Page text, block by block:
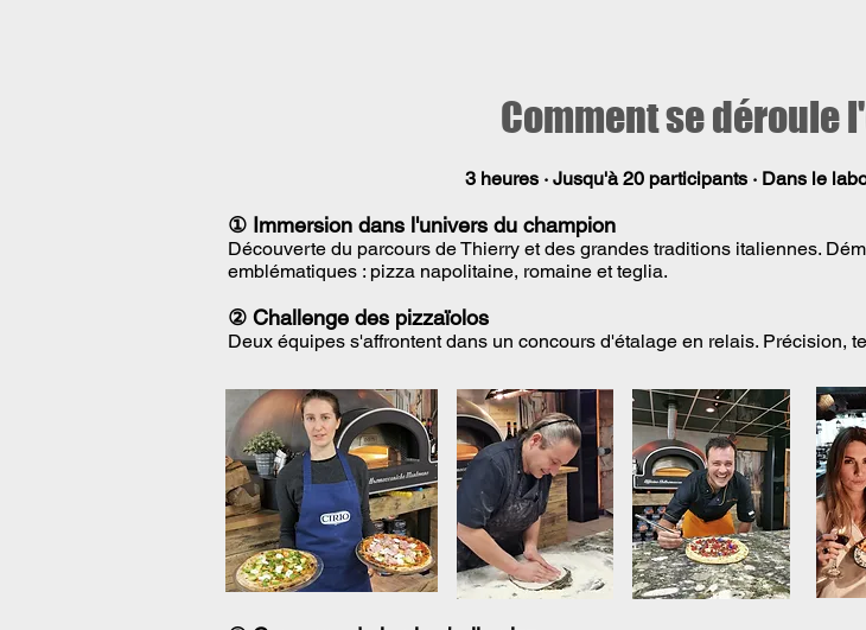
Comment se déroule
3 heures · Jusqu'à 20 participants · Dans le
① Immersion dans l'univers du champion
Découverte du parcours de Thierry et des grandes traditions italiennes.
emblématiques : pizza napolitaine, romaine et teglia.
② Challenge des pizzaïolos
Deux équipes s'affrontent dans un concours d'étalage en relais. Précision,